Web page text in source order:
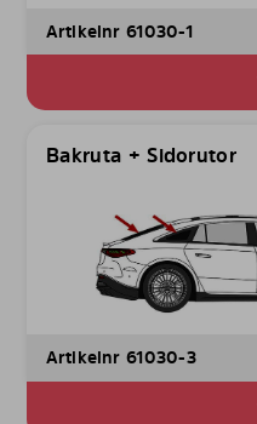
Artikelnr 61030-1
Bakruta + Sidorutor
Artikelnr 61030-3